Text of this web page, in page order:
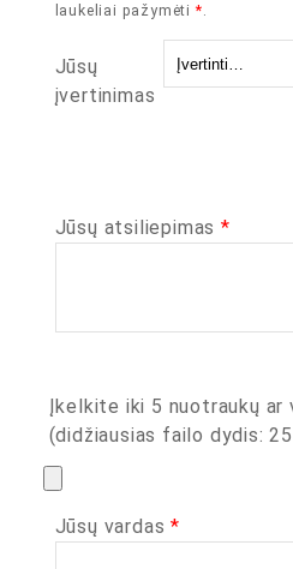
laukeliai pažymėti *.
Jūsų
įvertinimas
Jūsų atsiliepimas *
Įkelkite iki 5 nuotraukų ar
(didžiausias failo dydis:
Jūsų vardas*